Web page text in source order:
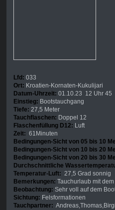
Lfd: 033
Ort: Kroatien-Kornaten-Kukulijari
Datum-Uhrzeit: 01.10.23 12 Uhr 45
Einstieg: Bootstauchgang
Tiefe: 27,5 Meter
Tauchflaschen: Doppel 12
Flaschenfüllung D12: Luft
Zeit: 61Minuten
Bedingungen-Sicht von 05 bis 10
Bedingungen-Sicht von 10 bis 20
Bedingungen-Sicht von 20 bis 30
Durchschnittliche
Temperatur-Luft: 27,5 Grad sonnig
Bemerkungen: Tauchurlaub mit
Beobachtung: Sehr voll auf dem
Sichtung: Felsformationen
Tauchpartner: